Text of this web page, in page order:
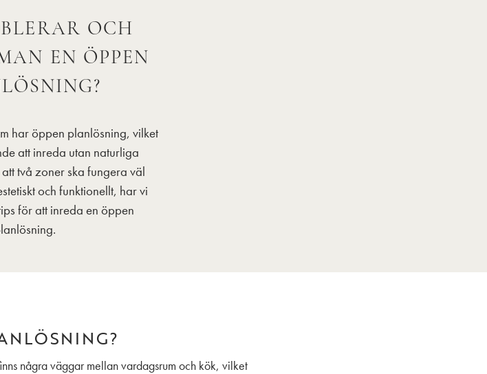
OCH
EN ÖPPEN
har öppen planlösning, vilket
att inreda utan naturliga
två zoner ska fungera väl
och funktionellt, har vi
för att inreda en öppen
några väggar mellan vardagsrum och kök, vilket